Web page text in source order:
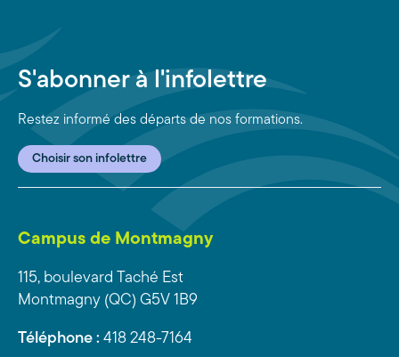
S'abonner à l'infolettre
Restez informé des départs de nos formations.
Choisir son infolettre
Campus de Montmagny
115, boulevard Taché Est
Montmagny (QC) G5V 1B9
Téléphone : 418 248-7164